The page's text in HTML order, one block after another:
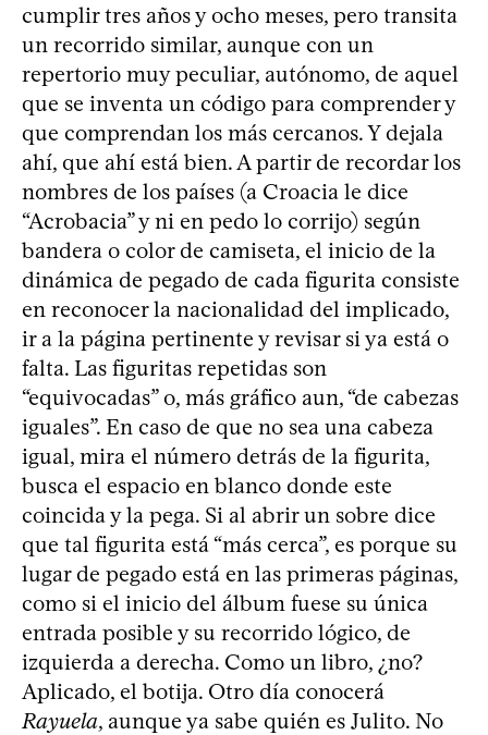
cumplir tres años y ocho meses, pero transita
un recorrido similar, aunque con un
repertorio muy peculiar, autónomo, de aquel
que se inventa un código para comprender y
que comprendan los más cercanos. Y dejala
ahí, que ahí está bien. A partir de recordar los
nombres de los países (a Croacia le dice
“Acrobacia” y ni en pedo lo corrijo) según
bandera o color de camiseta, el inicio de la
dinámica de pegado de cada figurita consiste
en reconocer la nacionalidad del implicado,
ir a la página pertinente y revisar si ya está o
falta. Las figuritas repetidas son
“equivocadas” o, más gráfico aun, “de cabezas
iguales”. En caso de que no sea una cabeza
igual, mira el número detrás de la figurita,
busca el espacio en blanco donde este
coincida y la pega. Si al abrir un sobre dice
que tal figurita está “más cerca”, es porque su
lugar de pegado está en las primeras páginas,
como si el inicio del álbum fuese su única
entrada posible y su recorrido lógico, de
izquierda a derecha. Como un libro, ¿no?
Aplicado, el botija. Otro día conocerá
Rayuela, aunque ya sabe quién es Julito. No